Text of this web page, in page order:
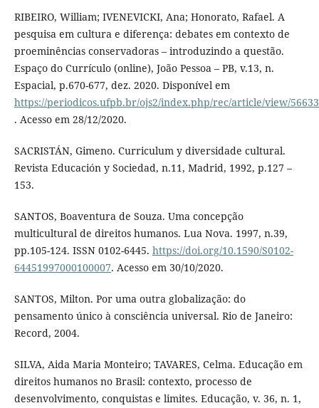
RIBEIRO, William; IVENEVICKI, Ana; Honorato, Rafael. A
pesquisa em cultura e diferença: debates em contexto de
proeminências conservadoras – introduzindo a questão.
Espaço do Currículo (online), João Pessoa – PB, v.13, n.
Espacial, p.670-677, dez. 2020. Disponível em
https://periodicos.ufpb.br/ojs2/index.php/rec/article/view/
. Acesso em 28/12/2020.
SACRISTÁN, Gimeno. Curriculum y diversidade cultural.
Revista Educación y Sociedad, n.11, Madrid, 1992, p.127 –
153.
SANTOS, Boaventura de Souza. Uma concepção
multicultural de direitos humanos. Lua Nova. 1997, n.39,
pp.105-124. ISSN 0102-6445. https://doi.org/10.1590/S0102-
64451997000100007. Acesso em 30/10/2020.
SANTOS, Milton. Por uma outra globalização: do
pensamento único à consciência universal. Rio de Janeiro:
Record, 2004.
SILVA, Aida Maria Monteiro; TAVARES, Celma. Educação em
direitos humanos no Brasil: contexto, processo de
desenvolvimento, conquistas e limites. Educação, v. 36, n. 1,